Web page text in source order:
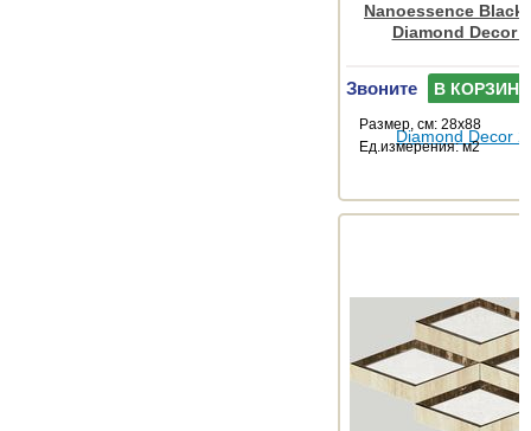
Nanoessence Black
Diamond Decor
Звоните В КОРЗИНУ
Размер, см: 28x88
Ед.измерения: м2